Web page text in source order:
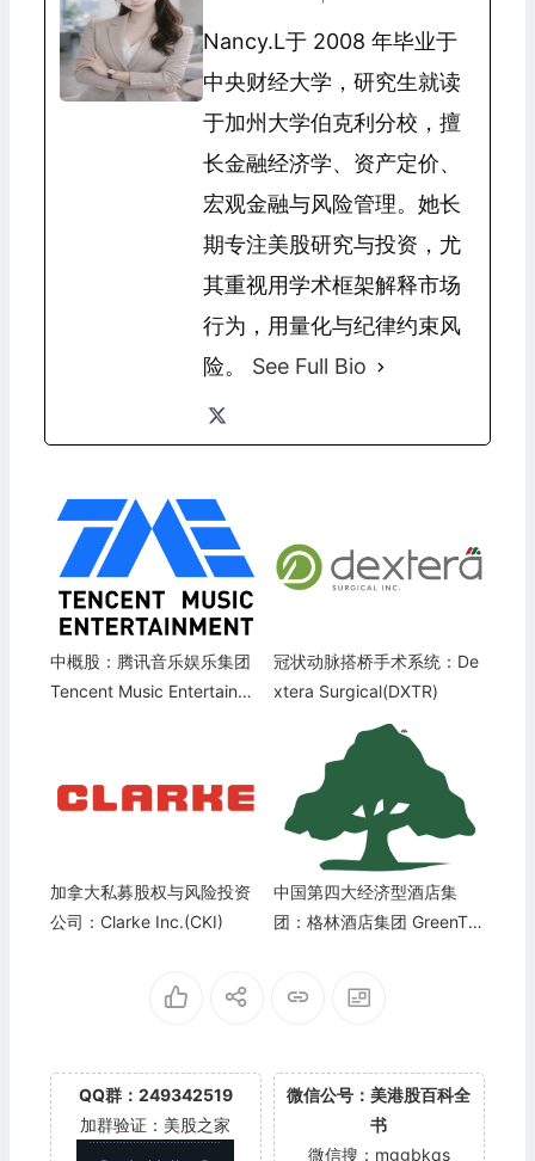
Nancy.L于 2008 年毕业于
中央财经大学，研究生就读
于加州大学伯克利分校，擅
长金融经济学、资产定价、
宏观金融与风险管理。她长
期专注美股研究与投资，尤
其重视用学术框架解释市场
行为，用量化与纪律约束风
险。 See Full Bio
中概股：腾讯音乐娱乐集团
Tencent Music Entertainme
冠状动脉搭桥手术系统：De
xtera Surgical(DXTR)
加拿大私募股权与风险投资
公司：Clarke Inc.(CKI)
中国第四大经济型酒店集
团：格林酒店集团 GreenTre
QQ群：249342519
加群验证：美股之家
微信公号：美港股百科全
书
微信搜：mggbkqs